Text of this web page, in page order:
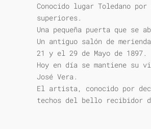
Conocido lugar Toledano
superiores.
Una pequeña puerta que
Un antiguo salón de
21 y el 29 de Mayo de 1897.
Hoy en día se mantiene
José Vera.
El artista, conocido por
techos del bello